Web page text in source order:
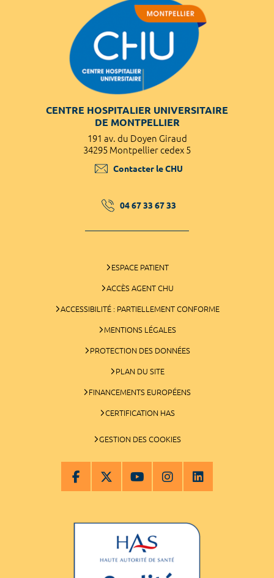
CENTRE HOSPITALIER UNIVERSITAIRE
DE MONTPELLIER
191 av. du Doyen Giraud
34295 Montpellier cedex 5
Contacter le CHU
04 67 33 67 33
ESPACE PATIENT
ACCÈS AGENT CHU
ACCESSIBILITÉ : PARTIELLEMENT CONFORME
MENTIONS LÉGALES
PROTECTION DES DONNÉES
PLAN DU SITE
FINANCEMENTS EUROPÉENS
CERTIFICATION HAS
GESTION DES COOKIES